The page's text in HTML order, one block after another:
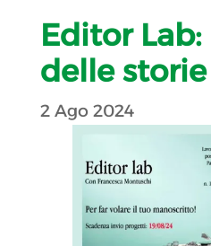
Editor Lab:
delle storie
2 Ago 2024